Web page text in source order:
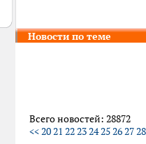
Новости по теме
Всего новостей: 28872
<<2021 22232425262728